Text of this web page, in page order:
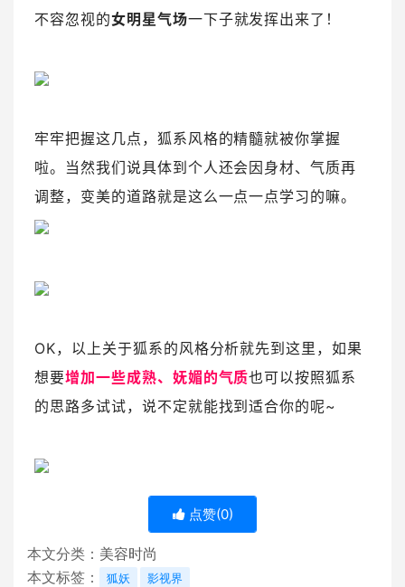
不容忽视的女明星气场一下子就发挥出来了！
牢牢把握这几点，狐系风格的精髓就被你掌握
啦。当然我们说具体到个人还会因身材、气质再
调整，变美的道路就是这么一点一点学习的嘛。
OK，以上关于狐系的风格分析就先到这里，如果
想要增加一些成熟、妩媚的气质也可以按照狐系
的思路多试试，说不定就能找到适合你的呢~
点赞(0)
本文分类： 美容时尚
本文标签：
狐妖 影视界